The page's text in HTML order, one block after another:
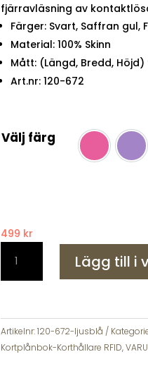
fjärravläsning av
Färger: Svart, Saffran gul,
Material: 100% Skinn
Mått: (Längd, Bredd, Höjd)
Art.nr: 120-672
Välj färg
fuschia
499 kr
Eriksson
Hannele
Plånbok
RFID-
Skydd
Lägg till i
Artikelnr:120-672-ljusblå
Kortplånbok-Korthållare RFID,